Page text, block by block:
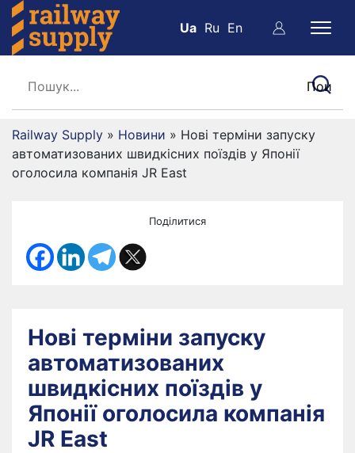
Ua Ru En
Railway Supply » Новини » Нові терміни запуску
автоматизованих швидкісних поїздів у Японії
оголосила компанія JR East
Поділитися
Нові терміни запуску
автоматизованих
швидкісних поїздів у
Японії оголосила компанія
JR East